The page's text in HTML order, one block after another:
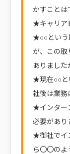
かすことは
★キャリア
★○○という
が、この取
ありました
★現在○○と
社後は業務
★インター
必要があり
★御社でイ
ら〇〇の